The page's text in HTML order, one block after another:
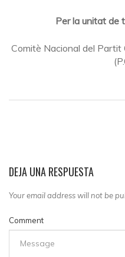
Per la unitat de
Comitè Nacional del Partit
DEJA UNA RESPUESTA
Your email address will not be
Comment